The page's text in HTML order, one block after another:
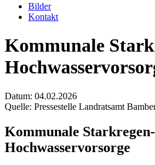
Bilder
Kontakt
Kommunale
Datum: 04.02.2026
Quelle: Pressestelle Landratsamt
Kommunale
Hochwasservorsorge